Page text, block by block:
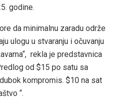
godine.
da minimalnu zaradu održe
ulogu u stvaranju i očuvanju
rekla je predstavnica
od $15 po satu sa
kompromis. $10 na sat
“.